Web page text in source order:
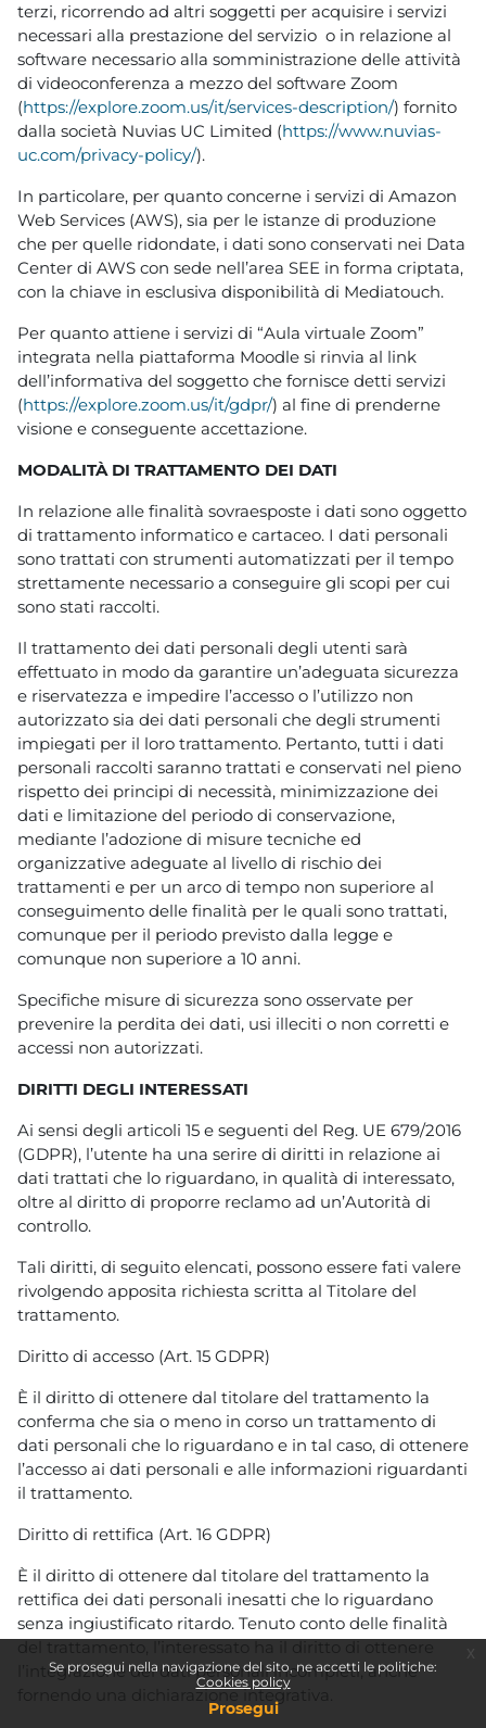
Se prosegui nella navigazione del sito, ne accetti le politiche:
Cookies policy
Prosegui
terzi, ricorrendo ad altri soggetti per acquisire i servizi
necessari alla prestazione del servizio o in relazione al
software necessario alla somministrazione delle attività
di videoconferenza a mezzo del software Zoom
(https://explore.zoom.us/it/services-description/) fornito
dalla società Nuvias UC Limited (https://www.nuvias-
uc.com/privacy-policy/).
In particolare, per quanto concerne i servizi di Amazon
Web Services (AWS), sia per le istanze di produzione
che per quelle ridondate, i dati sono conservati nei Data
Center di AWS con sede nell’area SEE in forma criptata,
con la chiave in esclusiva disponibilità di Mediatouch.
Per quanto attiene i servizi di “Aula virtuale Zoom”
integrata nella piattaforma Moodle si rinvia al link
dell’informativa del soggetto che fornisce detti servizi
(https://explore.zoom.us/it/gdpr/) al fine di prenderne
visione e conseguente accettazione.
MODALITÀ DI TRATTAMENTO DEI DATI
In relazione alle finalità sovraesposte i dati sono oggetto
di trattamento informatico e cartaceo. I dati personali
sono trattati con strumenti automatizzati per il tempo
strettamente necessario a conseguire gli scopi per cui
sono stati raccolti.
Il trattamento dei dati personali degli utenti sarà
effettuato in modo da garantire un’adeguata sicurezza
e riservatezza e impedire l’accesso o l’utilizzo non
autorizzato sia dei dati personali che degli strumenti
impiegati per il loro trattamento. Pertanto, tutti i dati
personali raccolti saranno trattati e conservati nel pieno
rispetto dei principi di necessità, minimizzazione dei
dati e limitazione del periodo di conservazione,
mediante l’adozione di misure tecniche ed
organizzative adeguate al livello di rischio dei
trattamenti e per un arco di tempo non superiore al
conseguimento delle finalità per le quali sono trattati,
comunque per il periodo previsto dalla legge e
comunque non superiore a 10 anni.
Specifiche misure di sicurezza sono osservate per
prevenire la perdita dei dati, usi illeciti o non corretti e
accessi non autorizzati.
DIRITTI DEGLI INTERESSATI
Ai sensi degli articoli 15 e seguenti del Reg. UE 679/2016
(GDPR), l’utente ha una serire di diritti in relazione ai
dati trattati che lo riguardano, in qualità di interessato,
oltre al diritto di proporre reclamo ad un’Autorità di
controllo.
Tali diritti, di seguito elencati, possono essere fati valere
rivolgendo apposita richiesta scritta al Titolare del
trattamento.
Diritto di accesso (Art. 15 GDPR)
È il diritto di ottenere dal titolare del trattamento la
conferma che sia o meno in corso un trattamento di
dati personali che lo riguardano e in tal caso, di ottenere
l’accesso ai dati personali e alle informazioni riguardanti
il trattamento.
Diritto di rettifica (Art. 16 GDPR)
È il diritto di ottenere dal titolare del trattamento la
rettifica dei dati personali inesatti che lo riguardano
senza ingiustificato ritardo. Tenuto conto delle finalità
l’integrazione dei dati personali incompleti, anche
fornendo una dichiarazione integrativa.